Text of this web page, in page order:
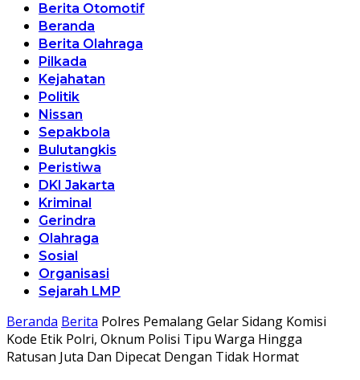
Berita Otomotif
Beranda
Berita Olahraga
Pilkada
Kejahatan
Politik
Nissan
Sepakbola
Bulutangkis
Peristiwa
DKI Jakarta
Kriminal
Gerindra
Olahraga
Sosial
Organisasi
Sejarah LMP
Beranda Berita Polres Pemalang Gelar Sidang Komisi
Kode Etik Polri, Oknum Polisi Tipu Warga Hingga
Ratusan Juta Dan Dipecat Dengan Tidak Hormat